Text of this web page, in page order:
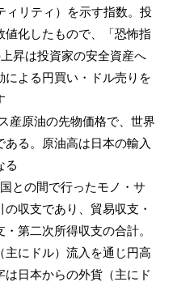
ィリティ）を示す指数。投
値化したもので、「恐怖指
昇は投資家の安全資産へ
よる円買い・ドル売りを
産原油の先物価格で、世界
る。原油高は日本の輸入
る
との間で行ったモノ・サ
収支であり、貿易収支・
第二次所得収支の合計。
にドル）流入を通じ円高
日本からの外貨（主にド